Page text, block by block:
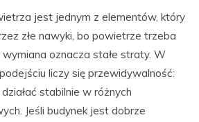
jest jednym z elementów, który
złe nawyki, bo powietrze trzeba
oznacza stałe straty. W
liczy się przewidywalność:
stabilnie w różnych
Jeśli budynek jest dobrze